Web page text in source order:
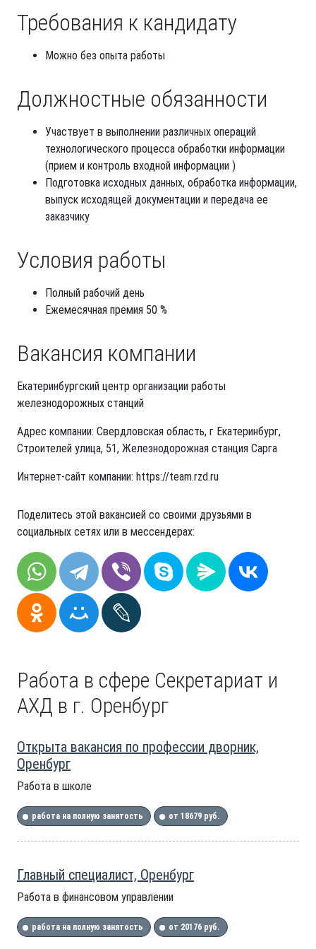
Требования к кандидату
Можно без опыта работы
Должностные обязанности
Участвует в выполнении различных операций
технологического процесса обработки информации
(прием и контроль входной информации )
Подготовка исходных данных, обработка информации,
выпуск исходящей документации и передача ее
заказчику
Условия работы
Полный рабочий день
Ежемесячная премия 50 %
Вакансия компании
Екатеринбургский центр организации работы
железнодорожных станций
Адрес компании: Свердловская область, г Екатеринбург,
Строителей улица, 51, Железнодорожная станция Сарга
Интернет-сайт компании: https://team.rzd.ru
Поделитесь этой вакансией со своими друзьями в
социальных сетях или в мессендерах:
Работа в сфере Секретариат и
АХД в г. Оренбург
Открыта вакансия по профессии дворник,
Оренбург
Работа в школе
работа на полную занятость от 18679 руб.
Главный специалист, Оренбург
Работа в финансовом управлении
работа на полную занятость от 20176 руб.